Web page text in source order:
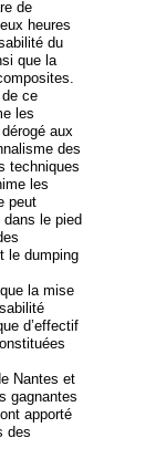
de
heures
du
que la
ce
les
aux
des
techniques
les
peut
le pied
le dumping
la mise
d’effectif
Nantes et
gagnantes
apporté
des